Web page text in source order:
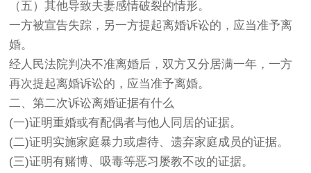
（五）其他导致夫妻感情破裂的情形。
一方被宣告失踪，另一方提起离婚诉讼的，应当准予离
婚。
经人民法院判决不准离婚后，双方又分居满一年，一方
再次提起离婚诉讼的，应当准予离婚。
二、第二次诉讼离婚证据有什么
(一)证明重婚或有配偶者与他人同居的证据。
(二)证明实施家庭暴力或虐待、遗弃家庭成员的证据。
(三)证明有赌博、吸毒等恶习屡教不改的证据。